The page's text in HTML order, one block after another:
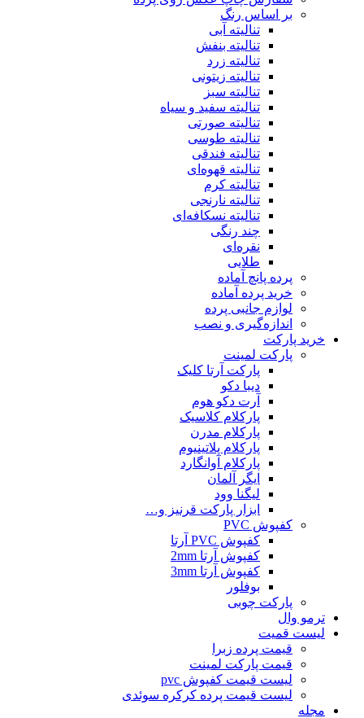
بر اساس رنگ
تنالیته آبی
تنالیته بنفش
تنالیته زرد
تنالیته زیتونی
تنالیته سبز
تنالیته سفید و سیاه
تنالیته صورتی
تنالیته طوسی
تنالیته فندقی
تنالیته قهوه‌ای
تنالیته کرم
تنالیته نارنجی
تنالیته نسکافه‌ای
چند رنگی
نقره‌ای
طلایی
پرده پانچ آماده
خرید پرده آماده
لوازم جانبی پرده
اندازه‌گیری و نصب
خرید پارکت
پارکت لمینت
پارکت آرتا کلیک
دیبا دکو
آرت دکو هوم
پارکلام کلاسیک
پارکلام مدرن
پارکلام پلاتینیوم
پارکلام آوانگارد
ایگر آلمان
لیگنا وود
ابزار پارکت قرنیز و…
کفپوش PVC
کفپوش PVC آرتا
کفپوش آرتا 2mm
کفپوش آرتا 3mm
بوفلور
پارکت چوبی
ترمو وال
لیست قمیت
قیمت پرده زبرا
قیمت پارکت لمینت
لیست قیمت کفپوش pvc
لیست قیمت پرده کرکره سوئدی
مجله